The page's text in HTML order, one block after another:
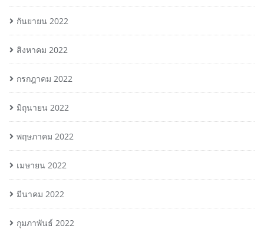
กันยายน 2022
สิงหาคม 2022
กรกฎาคม 2022
มิถุนายน 2022
พฤษภาคม 2022
เมษายน 2022
มีนาคม 2022
กุมภาพันธ์ 2022